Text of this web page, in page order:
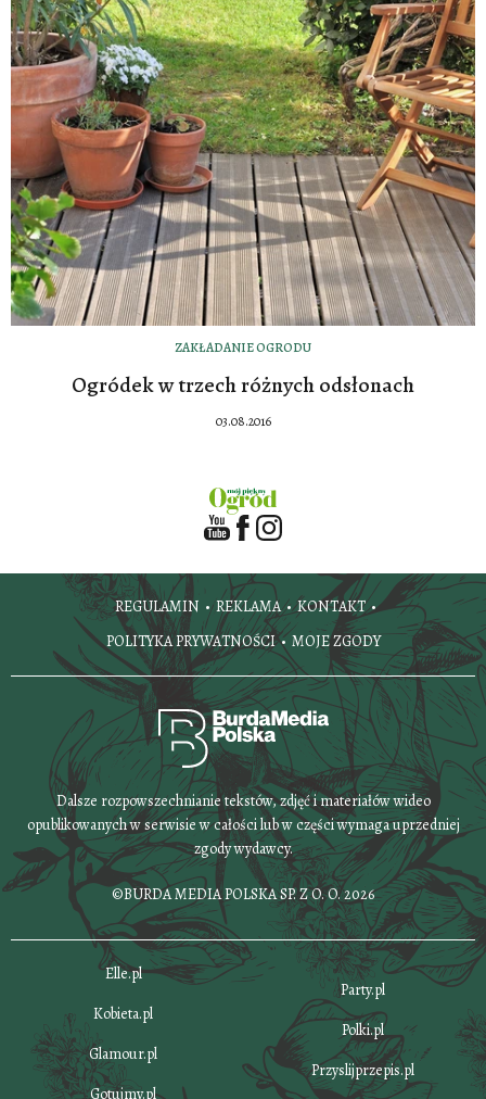
ZAKŁADANIE OGRODU
Ogródek w trzech różnych odsłonach
03.08.2016
REGULAMIN REKLAMA
KONTAKT
POLITYKA PRYWATNOŚCI
MOJE ZGODY
Dalsze rozpowszechnianie tekstów, zdjęć i materiałów wideo
opublikowanych w serwisie w całości lub w części wymaga uprzedniej
zgody wydawcy.
©BURDA MEDIA POLSKA SP. Z O. O. 2026
Elle.pl
Kobieta.pl
Glamour.pl
Gotujmy.pl
Party.pl
Polki.pl
Przyslijprzepis.pl